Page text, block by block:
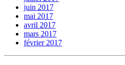
juin 2017
mai 2017
avril 2017
mars 2017
février 2017